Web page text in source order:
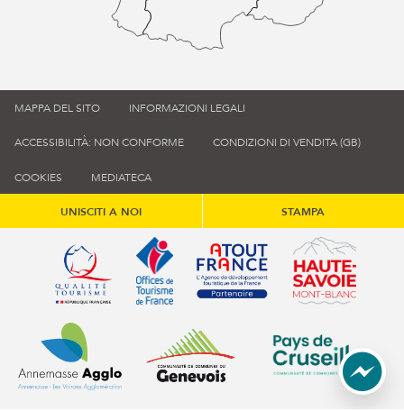
MAPPA DEL SITO INFORMAZIONI LEGALI
ACCESSIBILITÀ: NON CONFORME CONDIZIONI DI VENDITA (GB)
COOKIES MEDIATECA
UNISCITI A NOI STAMPA
Qualité tourisme (s'ouvre dans une nouvelle fenêtre)
Office de tourisme de France (s'ouvre
Atout France (s'ouvre dans
Annemasse Agglo (s'ouvre dans une nouvelle fenêtre)
Communauté de communes du
Communauté de